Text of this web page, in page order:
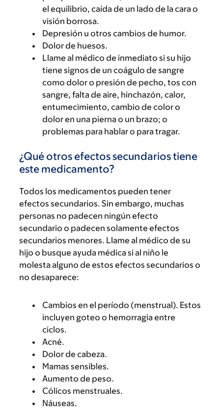
el equilibrio, caída de un lado de la cara o
visión borrosa.
Depresión u otros cambios de humor.
Dolor de huesos.
Llame al médico de inmediato si su hijo
tiene signos de un coágulo de sangre
como dolor o presión de pecho, tos con
sangre, falta de aire, hinchazón, calor,
entumecimiento, cambio de color o
dolor en una pierna o un brazo; o
problemas para hablar o para tragar.
¿Qué otros efectos secundarios tiene
este medicamento?
Todos los medicamentos pueden tener
efectos secundarios. Sin embargo, muchas
personas no padecen ningún efecto
secundario o padecen solamente efectos
secundarios menores. Llame al médico de su
hijo o busque ayuda médica si al niño le
molesta alguno de estos efectos secundarios o
no desaparece:
Cambios en el período (menstrual). Estos
incluyen goteo o hemorragia entre
ciclos.
Acné.
Dolor de cabeza.
Mamas sensibles.
Aumento de peso.
Cólicos menstruales.
Náuseas.